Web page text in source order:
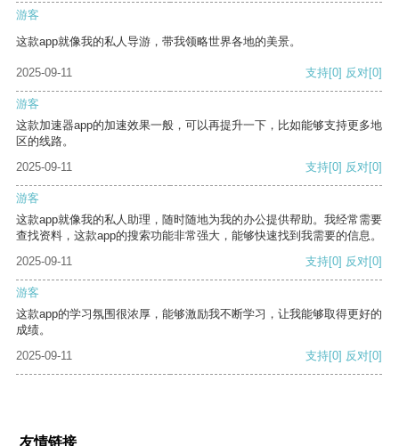
游客
这款app就像我的私人导游，带我领略世界各地的美景。
2025-09-11 支持[0] 反对[0]
游客
这款加速器app的加速效果一般，可以再提升一下，比如能够支持更多地
区的线路。
2025-09-11
支持[0] 反对[0]
游客
这款app就像我的私人助理，随时随地为我的办公提供帮助。我经常需要
查找资料，这款app的搜索功能非常强大，能够快速找到我需要的信息。
2025-09-11
支持[0] 反对[0]
游客
这款app的学习氛围很浓厚，能够激励我不断学习，让我能够取得更好的
成绩。
2025-09-11
支持[0] 反对[0]
友情链接